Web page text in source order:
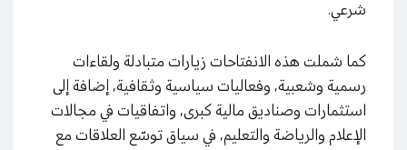
شرعي.
كما شملت هذه الانفتاحات زيارات متبادلة ولقاءات
رسمية وشعبية، وفعاليات سياسية وثقافية، إضافة إلى
استثمارات وصناديق مالية كبرى، واتفاقيات في مجالات
الإعلام والرياضة والتعليم، في سياق توسّع العلاقات مع